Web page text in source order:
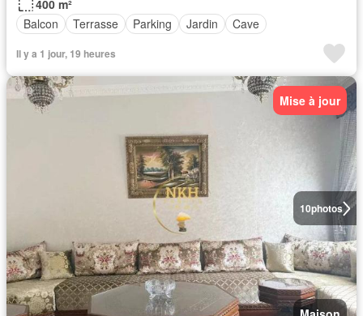
400 m²
Balcon
Terrasse Parking Jardin Cave
Il y a 1 jour, 19 heures
10photos
Mise à jour